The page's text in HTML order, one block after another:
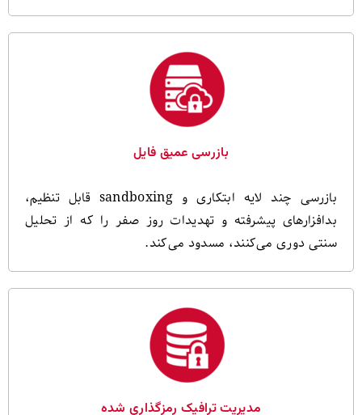
بازرسی عمیق فایل
بازرسی چند لایه ابتکاری و sandboxing قابل تنظیم،
بدافزارهای پیشرفته و تهدیدات روز صفر را که از تحلیل
سنتی دوری می‌کنند، مسدود می‌کند.
مدیریت ترافیک رمزگذاری شده